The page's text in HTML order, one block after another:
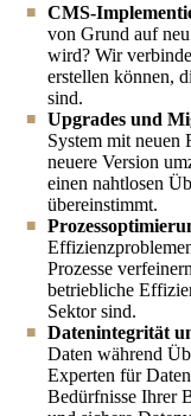
CMS-
von Grund auf
wird? Wir
erstellen können,
sind.
Upgrades und
System mit neuen
neuere Version
einen nahtlosen
übereinstimmt.
Prozesse
betriebliche
Sektor sind.
Datenintegrität
Daten während
Experten für
Bedürfnisse Ihrer